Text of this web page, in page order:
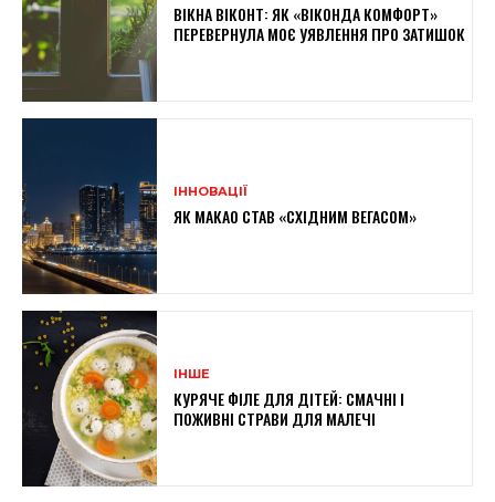
ВІКНА ВІКОНТ: ЯК «ВІКОНДА КОМФОРТ»
ПЕРЕВЕРНУЛА МОЄ УЯВЛЕННЯ ПРО ЗАТИШОК
ІННОВАЦІЇ
ЯК МАКАО СТАВ «СХІДНИМ ВЕГАСОМ»
ІНШЕ
КУРЯЧЕ ФІЛЕ ДЛЯ ДІТЕЙ: СМАЧНІ І
ПОЖИВНІ СТРАВИ ДЛЯ МАЛЕЧІ